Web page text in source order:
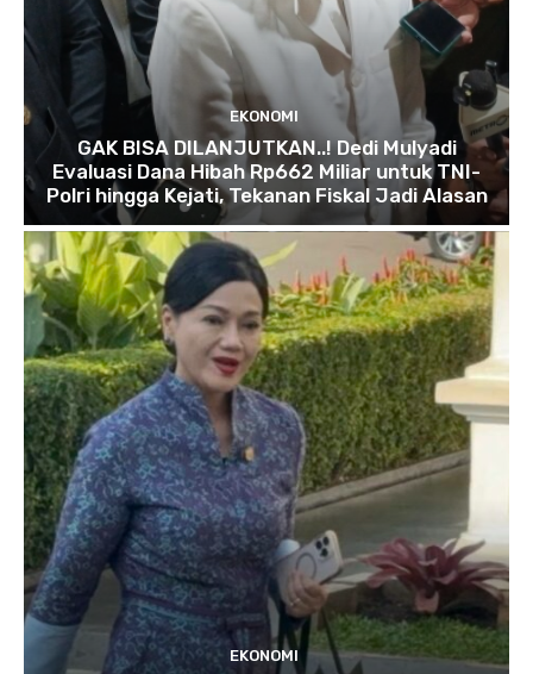
EKONOMI
GAK BISA DILANJUTKAN..! Dedi Mulyadi
Evaluasi Dana Hibah Rp662 Miliar untuk TNI-
Polri hingga Kejati, Tekanan Fiskal Jadi Alasan
EKONOMI